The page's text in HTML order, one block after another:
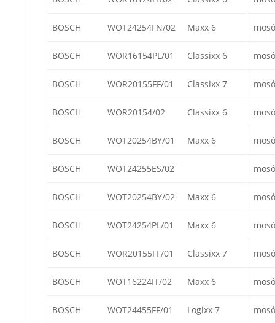
BOSCH WOT24254FN/02 Maxx 6
BOSCH WOR16154PL/01 Classixx 6
BOSCH WOR20155FF/01 Classixx 7
BOSCH WOR20154/02 Classixx 6
BOSCH WOT20254BY/01 Maxx 6
BOSCH WOT24255ES/02
BOSCH WOT20254BY/02 Maxx 6
BOSCH WOT24254PL/01 Maxx 6
BOSCH WOR20155FF/01 Classixx 7
BOSCH WOT16224IT/02 Maxx 6
BOSCH WOT24455FF/01 Logixx 7